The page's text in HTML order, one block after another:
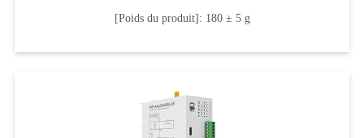
[Poids du produit]: 180 ± 5 g